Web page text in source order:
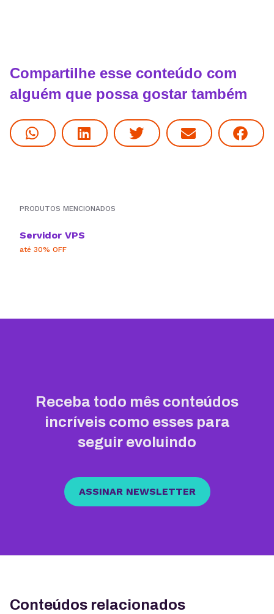
Compartilhe esse conteúdo com
alguém que possa gostar também
PRODUTOS MENCIONADOS
Servidor VPS
até 30% OFF
Receba todo mês conteúdos
incríveis como esses para
seguir evoluindo
ASSINAR NEWSLETTER
Conteúdos relacionados